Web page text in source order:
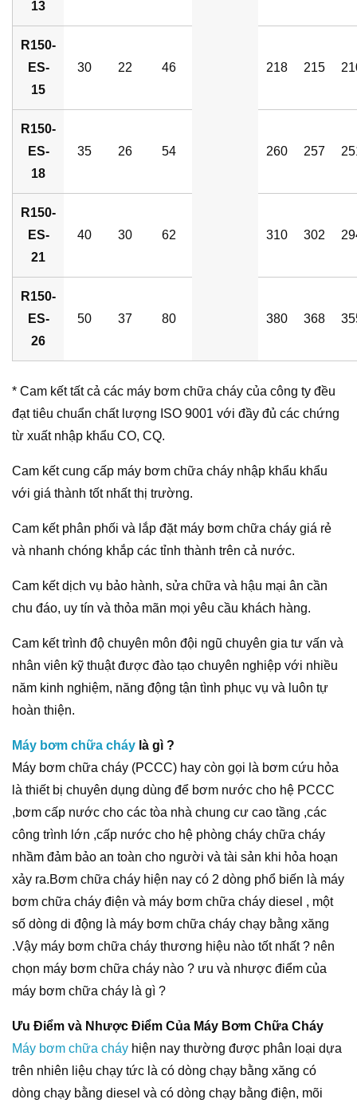
13
R150-
ES-
15
30 22 46 218 215
R150-
ES-
18
35 26 54 260 257
R150-
ES-
21
40 30 62 310 302
R150-
ES-
26
50 37 80 380 368
* Cam kết tất cả các máy bơm chữa cháy của công ty đều
đạt tiêu chuẩn chất lượng ISO 9001 với đầy đủ các chứng
từ xuất nhập khẩu CO, CQ.
Cam kết cung cấp máy bơm chữa cháy nhập khẩu khẩu
với giá thành tốt nhất thị trường.
Cam kết phân phối và lắp đặt máy bơm chữa cháy giá rẻ
và nhanh chóng khắp các tỉnh thành trên cả nước.
Cam kết dịch vụ bảo hành, sửa chữa và hậu mại ân cần
chu đáo, uy tín và thỏa mãn mọi yêu cầu khách hàng.
Cam kết trình độ chuyên môn đội ngũ chuyên gia tư vấn và
nhân viên kỹ thuật được đào tạo chuyên nghiệp với nhiều
năm kinh nghiệm, năng động tận tình phục vụ và luôn tự
hoàn thiện.
Máy bơm chữa cháy là gì ?
Máy bơm chữa cháy (PCCC) hay còn gọi là bơm cứu hỏa
là thiết bị chuyên dụng dùng để bơm nước cho hệ PCCC
,bơm cấp nước cho các tòa nhà chung cư cao tầng ,các
công trình lớn ,cấp nước cho hệ phòng cháy chữa cháy
nhầm đảm bảo an toàn cho người và tài sản khi hỏa hoạn
xảy ra.Bơm chữa cháy hiện nay có 2 dòng phổ biến là máy
bơm chữa cháy điện và máy bơm chữa cháy diesel , một
số dòng di động là máy bơm chữa cháy chạy bằng xăng
.Vậy máy bơm chữa cháy thương hiệu nào tốt nhất ? nên
chọn máy bơm chữa cháy nào ? ưu và nhược điểm của
máy bơm chữa cháy là gì ?
Ưu Điểm và Nhược Điểm Của Máy Bơm Chữa Cháy
Máy bơm chữa cháy hiện nay thường được phân loại dựa
trên nhiên liệu chạy tức là có dòng chạy bằng xăng có
dòng chạy bằng diesel và có dòng chạy bằng điện, mõi